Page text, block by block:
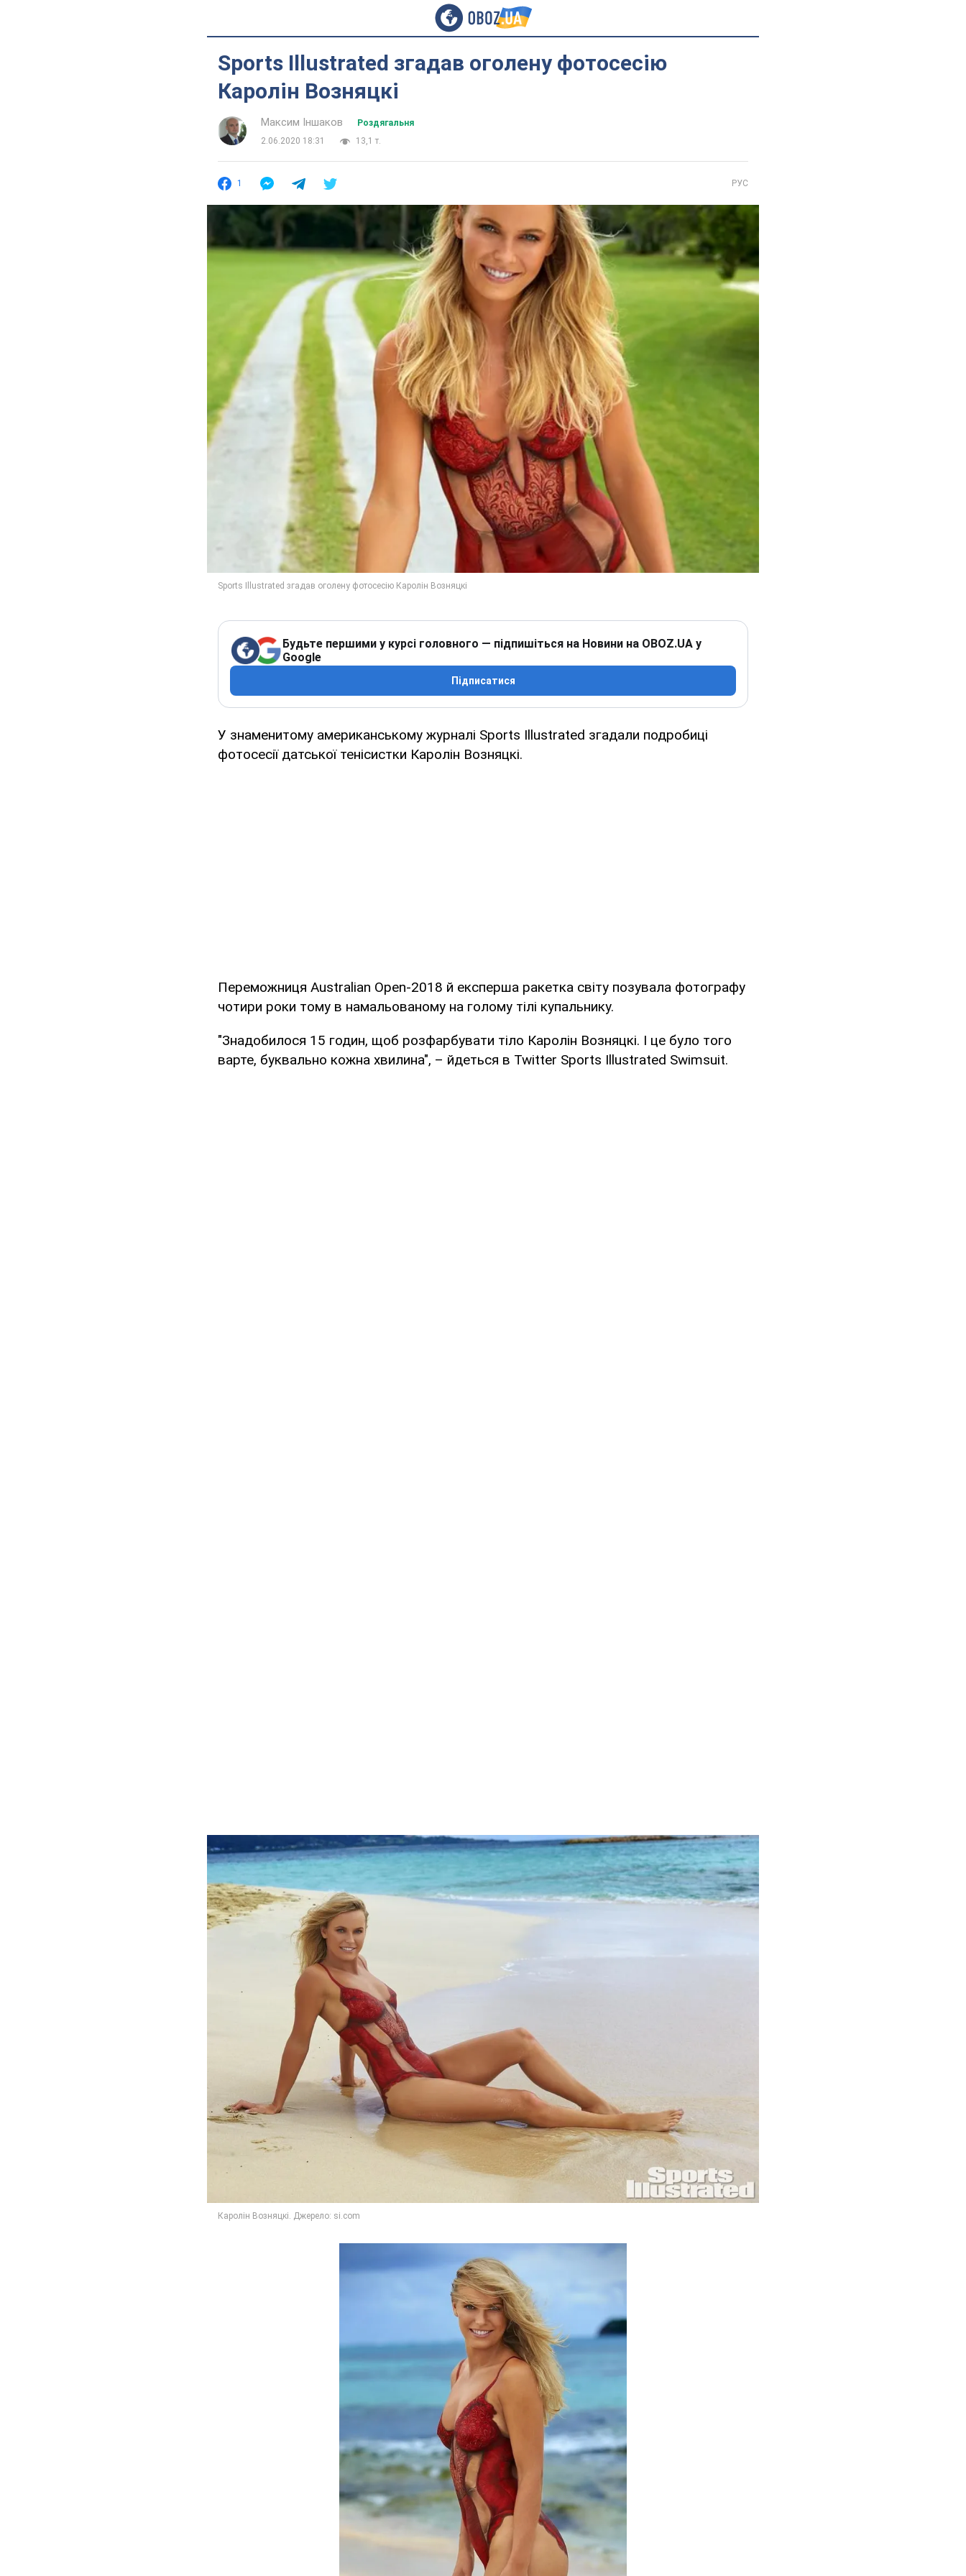
Sports Illustrated згадав оголену фотосесію
Каролін Возняцкі
Максим Іншаков
Роздягальня
2.06.2020 18:31
13,1 т.
1 РУС
Будьте першими у курсі головного — підпишіться на Новини на OBOZ.UA у
Google
Підписатися
У знаменитому американському журналі Sports Illustrated згадали подробиці
фотосесії датської тенісистки Каролін Возняцкі.
Переможниця Australian Open-2018 й експерша ракетка світу позувала фотографу
чотири роки тому в намальованому на голому тілі купальнику.
"Знадобилося 15 годин, щоб розфарбувати тіло Каролін Возняцкі. І це було того
варте, буквально кожна хвилина", – йдеться в Twitter Sports Illustrated Swimsuit.